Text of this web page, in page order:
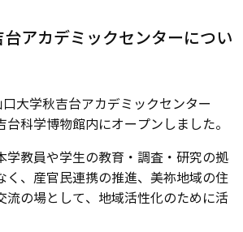
台アカデミックセンターについ
大学秋吉台アカデミックセンター
台科学博物館内にオープンしました。
学教員や学生の教育・調査・研究の拠
く、産官民連携の推進、美祢地域の住
流の場として、地域活性化のために活